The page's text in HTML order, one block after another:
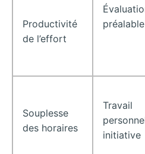
Productivité
de l’effort
préalable
Souplesse
des horaires
Travail
initiative